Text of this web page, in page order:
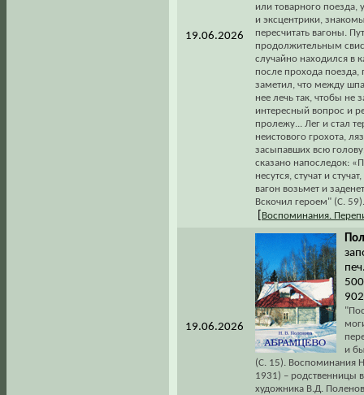
19.06.2026
или товарного поезда,
и эксцентрики,
пересчитать вагоны.
продолжительным
случайно находился в
после прохода поезда,
заметил, что между
нее лечь так, чтобы не
интересный вопрос и
пролежу... Лег и стал
неистового грохота,
засыпавших всю
сказано напоследок:
несутся, стучат и
вагон возьмет и
Вскочил героем" (С. 59).
Воспоминания.
19.06.2026
и
(С. 15). Воспоминания
1931) – родственницы
художника В.Д.